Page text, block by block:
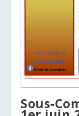
Sous-